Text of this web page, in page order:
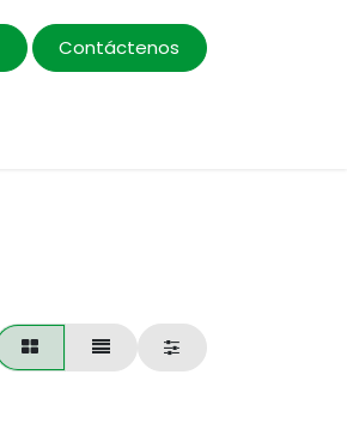
Contáctenos